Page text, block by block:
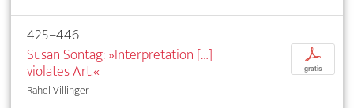
425–446
Susan Sontag: »Interpretation […]
violates Art.«
Rahel Villinger
p
gratis